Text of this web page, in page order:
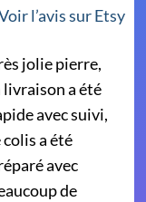
l’avis sur Etsy
jolie pierre,
livraison a été
avec suivi,
colis a été
avec
de